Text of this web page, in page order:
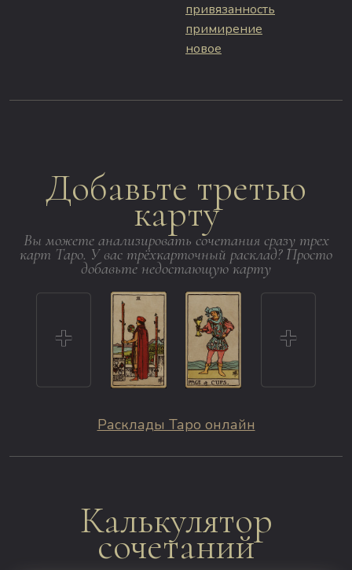
привязанность
примирение
новое
Добавьте третью
карту
Вы можете анализировать сочетания сразу трех
карт Таро. У вас трёхкарточный расклад? Просто
добавьте недостающую карту
Расклады Таро онлайн
Калькулятор
сочетаний